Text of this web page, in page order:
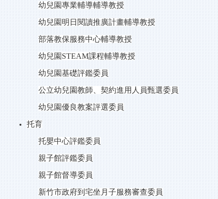
幼兒園專業輔導輔導教授
幼兒園明日閱讀推廣計畫輔導教授
部落教保服務中心輔導教授
幼兒園 STEAM課程輔導教授
幼兒園基礎評鑑委員
公立幼兒園教師、契約進用人員甄選委員
幼兒園優良教案評選委員
托育
托嬰中心評鑑委員
親子館評鑑委員
親子館督導委員
新竹市政府到宅坐月子服務審查委員